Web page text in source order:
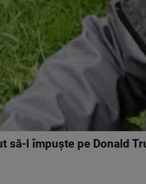
să-l împuște pe Donald